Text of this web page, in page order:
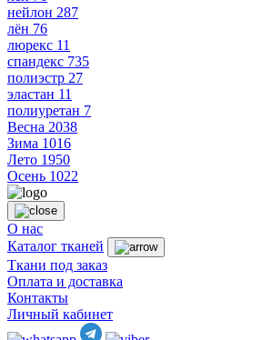
нейлон 287
лён 76
люрекс 11
спандекс 735
полиэстр 27
эластан 11
полиуретан 7
Весна 2038
Зима 1016
Лето 1950
Осень 1022
О нас
Каталог тканей
Ткани под заказ
Оплата и доставка
Контакты
Личный кабинет